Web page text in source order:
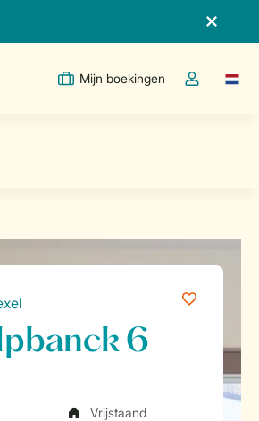
Mijn boekingen
Open deTaal
6
Vrijstaand